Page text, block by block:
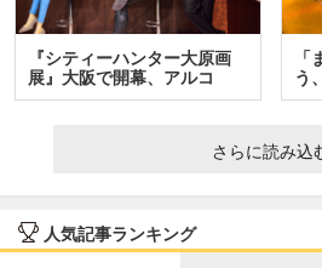
『シティーハンター大原画
展』大阪で開幕、アルコ
＆…
う
と
さらに読み込
人気記事ランキング